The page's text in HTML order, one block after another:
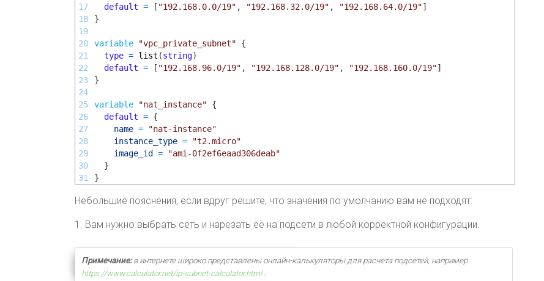
17
18
19
20
21
22
23
24
25
26
27
28
29
30
31
default = [ "192.168.0.0/19" , "192.168.32.0/19" , "192.168.64.0/19"]
}
variable "vpc_private_subnet"
{
type = list (string)
default = [ "192.168.96.0/19" , "192.168.128.0/19" , "192.168.160.0/19"]
}
variable "nat_instance"
{
default = {
name =
"nat-instance"
instance_type =
"t2.micro"
image_id
=
"ami-0f2ef6eaad306deab"
}
}
Небольшие пояснения, если вдруг решите, что значения по умолчанию вам не подходят:
1. Вам нужно выбрать сеть и нарезать её на подсети в любой корректной конфигурации.
Примечание:в интернете широко представлены онлайн-калькуляторы для расчета подсетей, например
https://www.calculator.net/ip-subnet-calculator.html.